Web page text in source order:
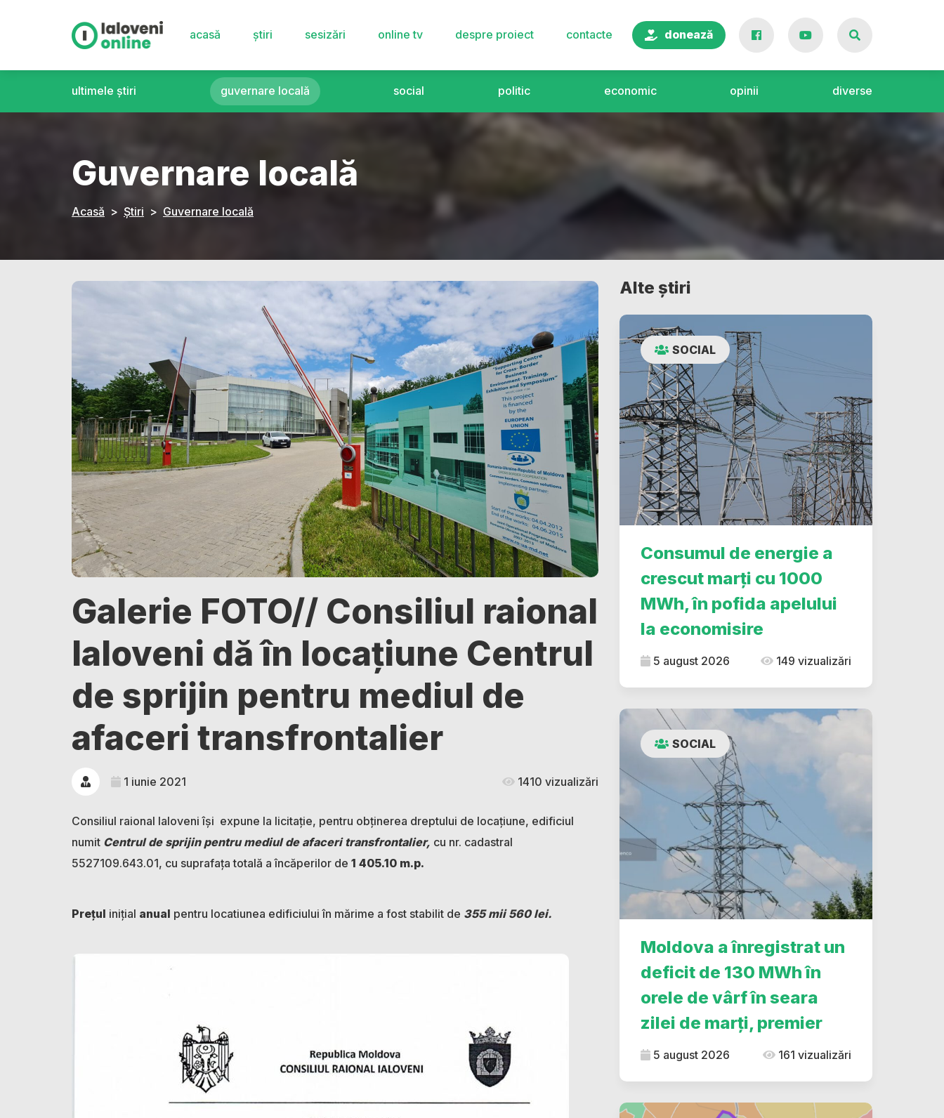
acasă știri sesizări online tv despre proiect contacte donează
ultimele știri guvernare locală social politic economic opinii diverse
Guvernare locală
Acasă Știri Guvernare locală
Galerie FOTO// Consiliul raional
Ialoveni dă în locațiune Centrul
de sprijin pentru mediul de
afaceri transfrontalier
1 iunie 2021 1410 vizualizări
Consiliul raional Ialoveni își expune la licitație, pentru obținerea dreptului de locațiune, edificiul
numit Centrul de sprijin pentru mediul de afaceri transfrontalier, cu nr. cadastral
5527109.643.01, cu suprafața totală a încăperilor de 1 405.10 m.p.
Prețul inițial anual pentru locatiunea edificiului în mărime a fost stabilit de 355 mii 560 lei.
Alte știri
SOCIAL
Consumul de energie a
crescut marți cu 1000
MWh, în pofida apelului
la economisire
5 august 2026 149 vizualizări
SOCIAL
Moldova a înregistrat un
deficit de 130 MWh în
orele de vârf în seara
zilei de marți, premier
5 august 2026 161 vizualizări